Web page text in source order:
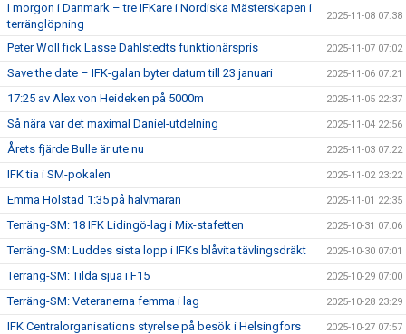
I morgon i Danmark – tre IFKare i Nordiska Mästerskapen i
terränglöpning
2025-11-08 07:38
Peter Woll fick Lasse Dahlstedts funktionärspris 2025-11-07 07:02
Save the date – IFK-galan byter datum till 23 januari 2025-11-06 07:21
17:25 av Alex von Heideken på 5000m 2025-11-05 22:37
Så nära var det maximal Daniel-utdelning 2025-11-04 22:56
Årets fjärde Bulle är ute nu 2025-11-03 07:22
IFK tia i SM-pokalen 2025-11-02 23:22
Emma Holstad 1:35 på halvmaran 2025-11-01 22:35
Terräng-SM: 18 IFK Lidingö-lag i Mix-stafetten 2025-10-31 07:06
Terräng-SM: Luddes sista lopp i IFKs blåvita tävlingsdräkt 2025-10-30 07:01
Terräng-SM: Tilda sjua i F15 2025-10-29 07:00
Terräng-SM: Veteranerna femma i lag 2025-10-28 23:29
IFK Centralorganisations styrelse på besök i Helsingfors 2025-10-27 07:57